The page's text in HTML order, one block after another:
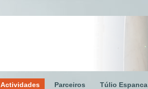
Actividades Parceiros Túlio Espanca